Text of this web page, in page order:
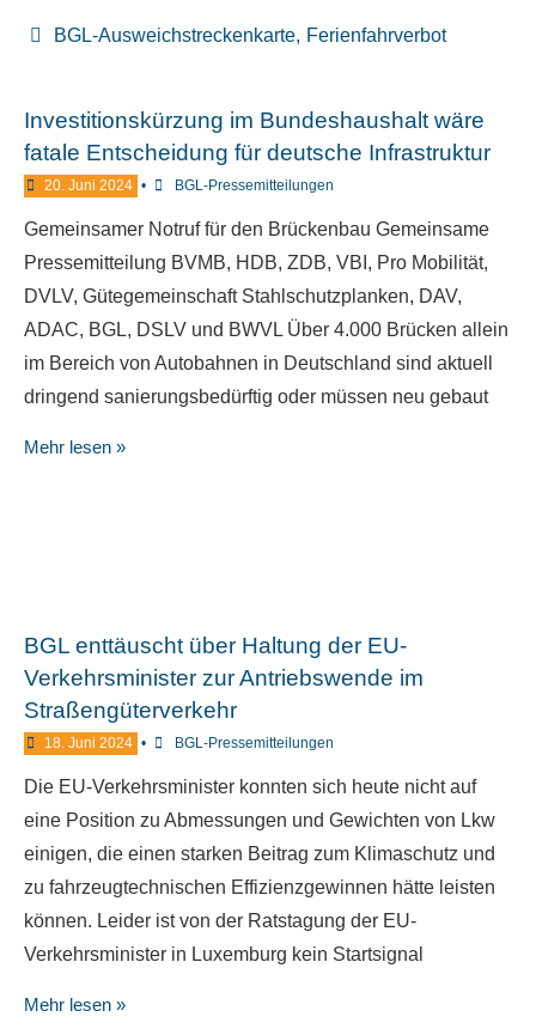
BGL-Ausweichstreckenkarte, Ferienfahrverbot
Investitionskürzung im Bundeshaushalt wäre
fatale Entscheidung für deutsche Infrastruktur
20. Juni 2024 • BGL-Pressemitteilungen
Gemeinsamer Notruf für den Brückenbau Gemeinsame
Pressemitteilung BVMB, HDB, ZDB, VBI, Pro Mobilität,
DVLV, Gütegemeinschaft Stahlschutzplanken, DAV,
ADAC, BGL, DSLV und BWVL Über 4.000 Brücken allein
im Bereich von Autobahnen in Deutschland sind aktuell
dringend sanierungsbedürftig oder müssen neu gebaut
Mehr lesen »
BGL enttäuscht über Haltung der EU-
Verkehrsminister zur Antriebswende im
Straßengüterverkehr
18. Juni 2024 • BGL-Pressemitteilungen
Die EU-Verkehrsminister konnten sich heute nicht auf
eine Position zu Abmessungen und Gewichten von Lkw
einigen, die einen starken Beitrag zum Klimaschutz und
zu fahrzeugtechnischen Effizienzgewinnen hätte leisten
können. Leider ist von der Ratstagung der EU-
Verkehrsminister in Luxemburg kein Startsignal
Mehr lesen »